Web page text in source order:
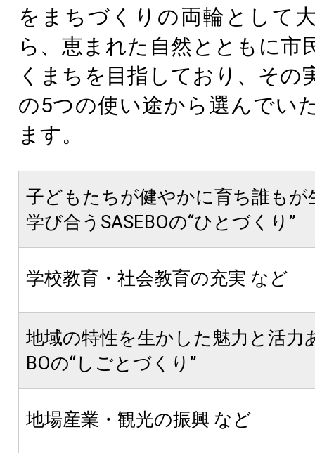
をまちづくりの両輪として
ら、恵まれた自然とともに市
くまちを目指しており、その
の5つの使い途から選んでい
ます。
子どもたちが健やかに育ち誰もが
学び合うSASEBOの“ひとづくり”
学校教育・社会教育の充実 など
地域の特性を生かした魅力と活力
BOの“しごとづくり”
地場産業・観光の振興 など